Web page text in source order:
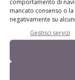
comportamento di
mancato consenso o
negativamente su
Gestisci servizi
DOCUMENTI 23
Bando per il
Tarocco per
Un premio di 2.500 €
significativi in